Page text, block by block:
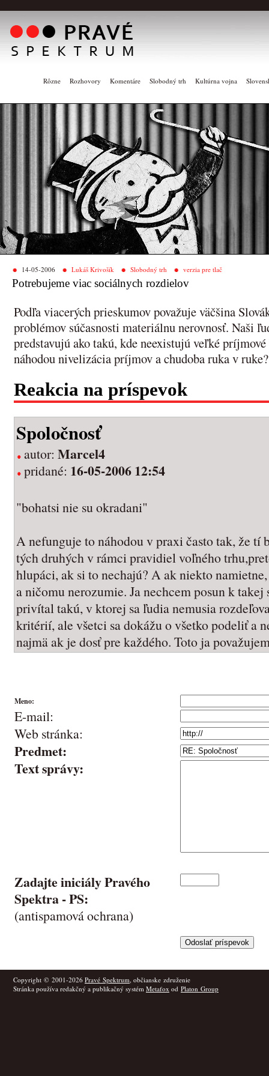
Rôzne Rozhovory Komentáre Slobodný trh Kultúrna vojna
14-05-2006 Lukáš Krivošík Slobodný trh verzia pre tlač
Potrebujeme viac sociálnych rozdielov
Podľa viacerých prieskumov považuje väčšina
problémov súčasnosti materiálnu nerovnosť. Naši
predstavujú ako takú, kde neexistujú veľké
náhodou nivelizácia príjmov a chudoba ruka v ruke?
Reakcia na príspevok
Spoločnosť
autor: Marcel4
pridané: 16-05-2006 12:54
"bohatsi nie su okradani"
A nefunguje to náhodou v praxi často tak, že tí
tých druhých v rámci pravidiel voľného
hlupáci, ak si to nechajú? A ak niekto
a ničomu nerozumie. Ja nechcem posun k
privítal takú, v ktorej sa ľudia nemusia
kritérií, ale všetci sa dokážu o všetko podeliť a
najmä ak je dosť pre každého. Toto ja
Meno:
E-mail:
Web stránka:
Predmet:
Text správy:
Zadajte iniciály Pravého
Spektra -PS:
(antispamová ochrana)
Copyright © 2001-2026 Pravé Spektrum, občianske združenie
Stránka používa redakčný a publikačný systém Metafox od Platon Group